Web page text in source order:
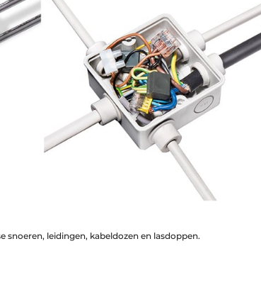
snoeren, leidingen, kabeldozen en lasdoppen.